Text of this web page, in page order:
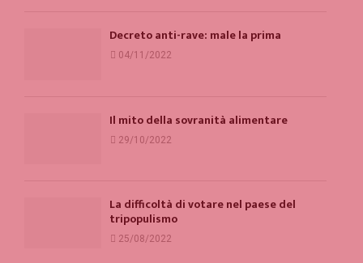
Decreto anti-rave: male la prima
04/11/2022
Il mito della sovranità alimentare
29/10/2022
La difficoltà di votare nel paese del
tripopulismo
25/08/2022